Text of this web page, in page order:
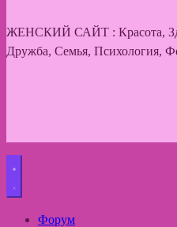
ЖЕНСКИЙ САЙТ : Красота,
Дружба, Семья, Психология,
Форум